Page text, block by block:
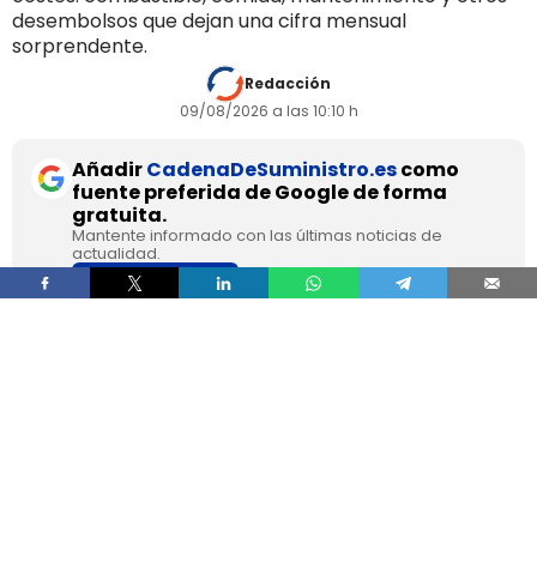
desembolsos que dejan una cifra mensual
sorprendente.
Redacción
09/08/2026 a las 10:10 h
AñadirCadenaDeSuministro.escomo
fuente preferida de Google de forma
gratuita.
Mantente informado con las últimas noticias de
actualidad.
ACTIVAR AHORA